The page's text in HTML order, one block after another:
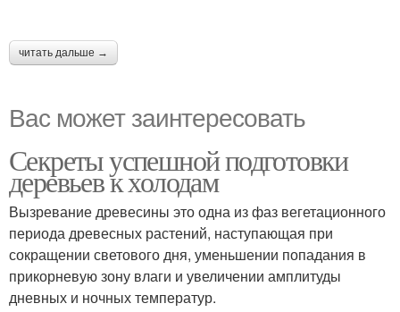
читать дальше →
Вас может заинтересовать
Секреты успешной подготовки
деревьев к холодам
Вызревание древесины это одна из фаз вегетационного
периода древесных растений, наступающая при
сокращении светового дня, уменьшении попадания в
прикорневую зону влаги и увеличении амплитуды
дневных и ночных температур.